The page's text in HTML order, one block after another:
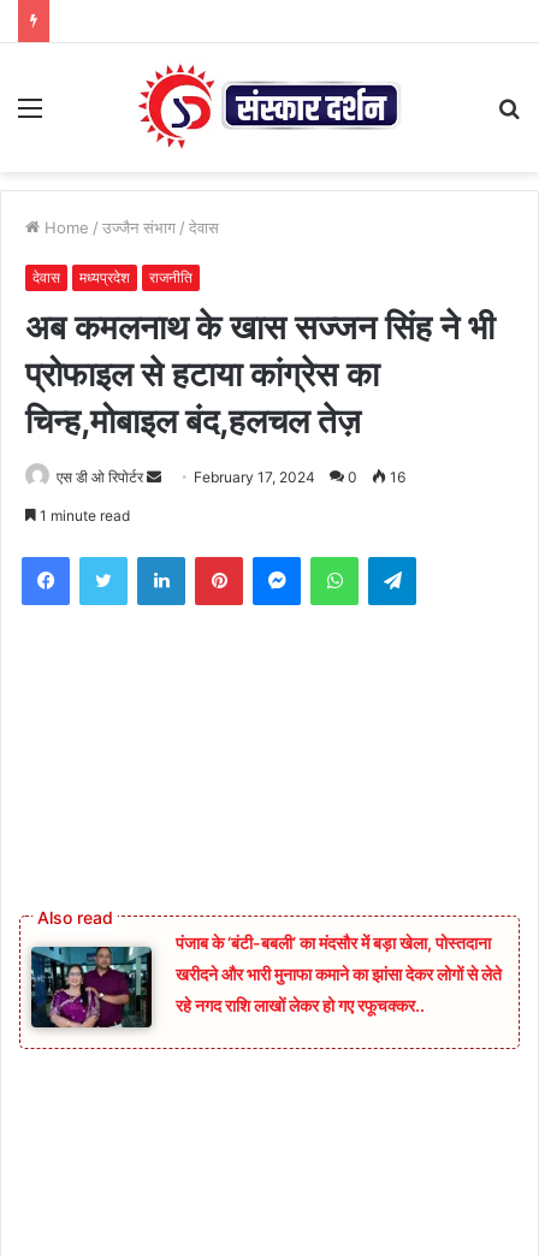
Menu
Home / उज्जैन संभाग / देवास
देवास मध्यप्रदेश राजनीति
अब कमलनाथ के खास सज्जन सिंह ने भी
प्रोफाइल से हटाया कांग्रेस का
चिन्ह,मोबाइल बंद,हलचल तेज़
एस डी ओ रिपोर्टर
Send February 17, 2024 0 16
1 minute read
FacebookTwitter LinkedInPinterestMessengerWhatsAppTelegram
पंजाब के ‘बंटी-बबली’ का मंदसौर में बड़ा खेला, पोस्तदाना
खरीदने और भारी मुनाफा कमाने का झांसा देकर लोगों से लेते
रहे नगद राशि लाखों लेकर हो गए रफूचक्कर..